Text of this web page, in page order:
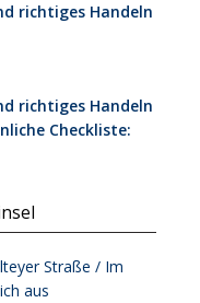
richtiges Handeln
richtiges Handeln
Checkliste:
Straße / Im
aus